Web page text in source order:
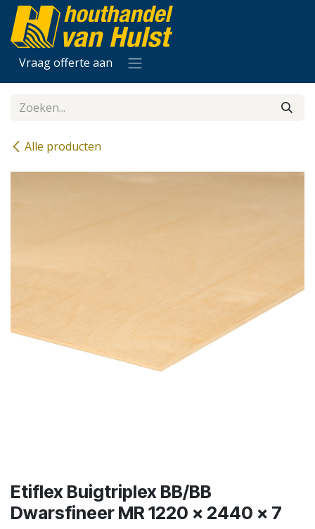
Overslaan naar inhoud
Vraag offerte aan
Alle producten
Etiflex Buigtriplex BB/BB
Dwarsfineer MR 1220 x 2440 x 7